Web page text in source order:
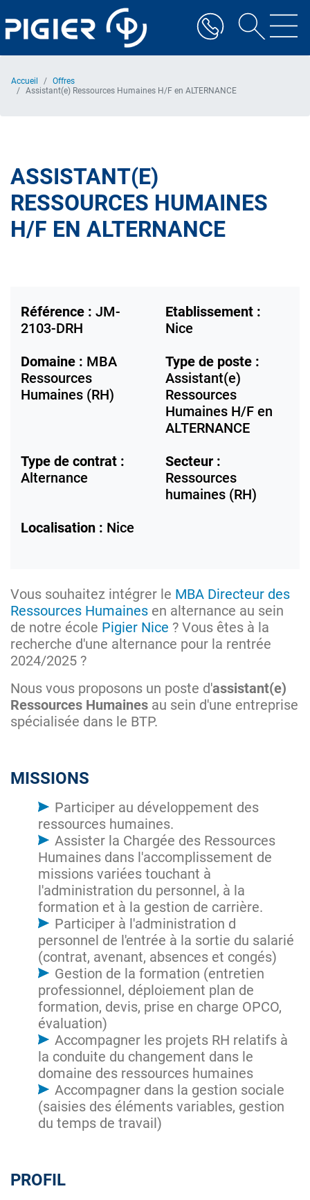
au
contenu
Accueil
Offres
Assistant(e) Ressources Humaines H/F en ALTERNANCE
ASSISTANT(E)
RESSOURCES HUMAINES
H/F EN ALTERNANCE
Référence : JM-
2103-DRH
Etablissement :
Nice
Domaine : MBA
Ressources
Humaines (RH)
Type de poste :
Assistant(e)
Ressources
Humaines H/F en
ALTERNANCE
Type de contrat :
Alternance
Secteur :
Ressources
humaines (RH)
Localisation : Nice
Vous souhaitez intégrer le MBA Directeur des
Ressources Humaines en alternance au sein
de notre école Pigier Nice ? Vous êtes à la
recherche d'une alternance pour la rentrée
2024/2025 ?
Nous vous proposons un poste d'assistant(e)
Ressources Humaines au sein d'une entreprise
spécialisée dans le BTP.
MISSIONS
Participer au développement des
ressources humaines.
Assister la Chargée des Ressources
Humaines dans l'accomplissement de
missions variées touchant à
l'administration du personnel, à la
formation et à la gestion de carrière.
Participer à l'administration d
personnel de l'entrée à la sortie du salarié
(contrat, avenant, absences et congés)
Gestion de la formation (entretien
professionnel, déploiement plan de
formation, devis, prise en charge OPCO,
évaluation)
Accompagner les projets RH relatifs à
la conduite du changement dans le
domaine des ressources humaines
Accompagner dans la gestion sociale
(saisies des éléments variables, gestion
du temps de travail)
PROFIL